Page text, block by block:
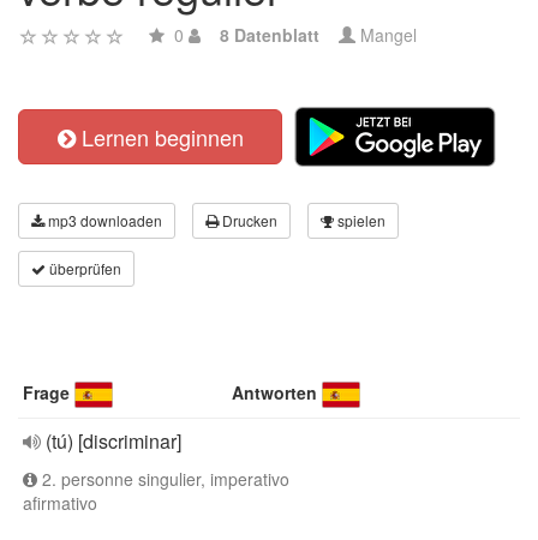
0 8 Datenblatt Mangel
Lernen beginnen
mp3 downloaden Drucken spielen
überprüfen
Frage Antworten
(tú) [discriminar]
2. personne singulier, imperativo
afirmativo